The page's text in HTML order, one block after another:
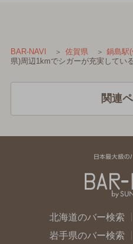
BAR-NAVI 佐賀県 鍋島駅
県)周辺1kmでシガーが充実してい
関連
北海道のバー検索
岩手県のバー検索